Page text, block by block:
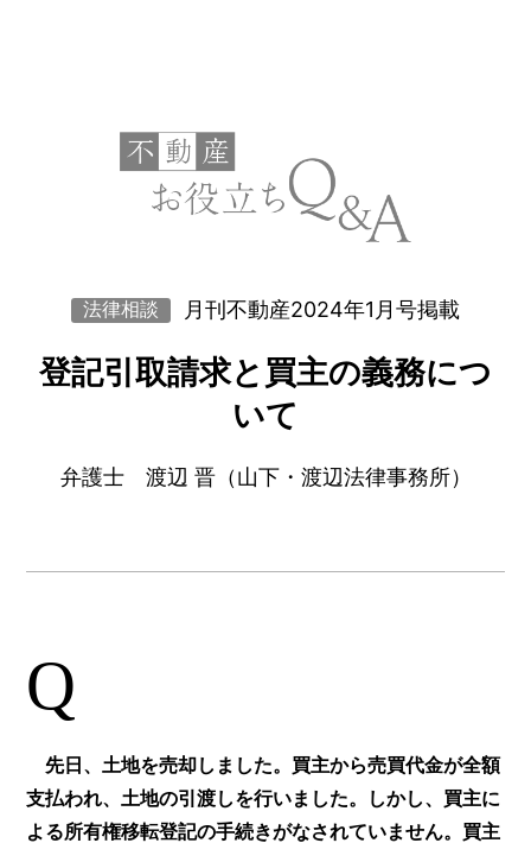
法律相談 月刊不動産2024年1月号掲載
登記引取請求と買主の義務につ
いて
弁護士 渡辺 晋（山下・渡辺法律事務所）
Q
先日、土地を売却しました。買主から売買代金が全額
支払われ、土地の引渡しを行いました。しかし、買主に
よる所有権移転登記の手続きがなされていません。買主